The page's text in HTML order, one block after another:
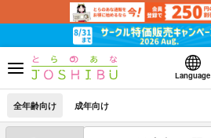
Language
全年齢向け 成年向け